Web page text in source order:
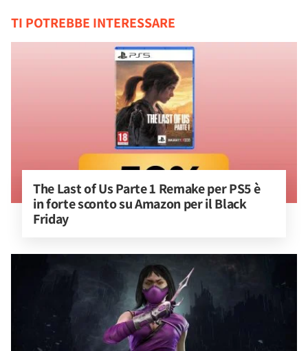
TI POTREBBE INTERESSARE
The Last of Us Parte 1 Remake per PS5 è
in forte sconto su Amazon per il Black
Friday